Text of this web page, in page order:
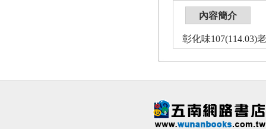
內容簡介
彰化味107(114.03)